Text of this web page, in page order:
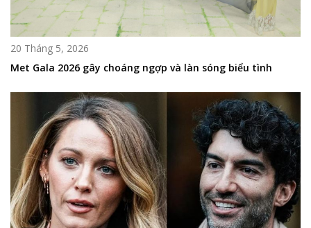
20 Tháng 5, 2026
Met Gala 2026 gây choáng ngợp và làn sóng biểu tình